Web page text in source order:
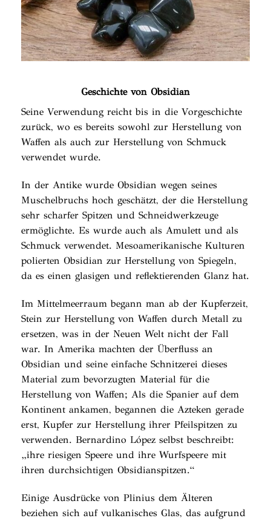
Geschichte von Obsidian
Seine Verwendung reicht bis in die Vorgeschichte
zurück, wo es bereits sowohl zur Herstellung von
Waffen als auch zur Herstellung von Schmuck
verwendet wurde.
In der Antike wurde Obsidian wegen seines
Muschelbruchs hoch geschätzt, der die Herstellung
sehr scharfer Spitzen und Schneidwerkzeuge
ermöglichte. Es wurde auch als Amulett und als
Schmuck verwendet. Mesoamerikanische Kulturen
polierten Obsidian zur Herstellung von Spiegeln,
da es einen glasigen und reflektierenden Glanz hat.
Im Mittelmeerraum begann man ab der Kupferzeit,
Stein zur Herstellung von Waffen durch Metall zu
ersetzen, was in der Neuen Welt nicht der Fall
war. In Amerika machten der Überfluss an
Obsidian und seine einfache Schnitzerei dieses
Material zum bevorzugten Material für die
Herstellung von Waffen; Als die Spanier auf dem
Kontinent ankamen, begannen die Azteken gerade
erst, Kupfer zur Herstellung ihrer Pfeilspitzen zu
verwenden. Bernardino López selbst beschreibt:
„ihre riesigen Speere und ihre Wurfspeere mit
ihren durchsichtigen Obsidianspitzen.“
Einige Ausdrücke von Plinius dem Älteren
beziehen sich auf vulkanisches Glas, das aufgrund